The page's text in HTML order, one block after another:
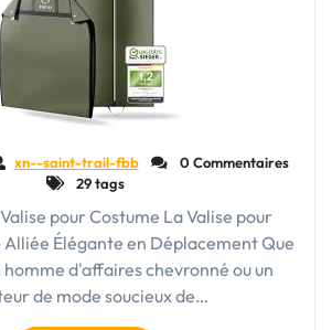
xn--saint-trail-fbb
0 Commentaires
29 tags
pour Costume La Valise pour
Alliée Élégante en Déplacement Que
homme d'affaires chevronné ou un
de mode soucieux de…